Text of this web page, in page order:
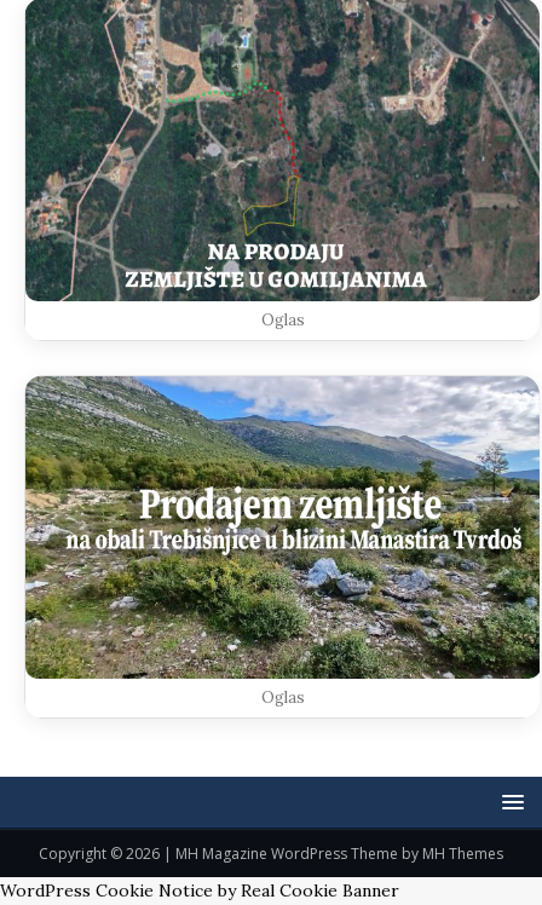
Oglas
Oglas
Copyright © 2026 | MH Magazine WordPress Theme by MH Themes
WordPress Cookie Notice by Real Cookie Banner